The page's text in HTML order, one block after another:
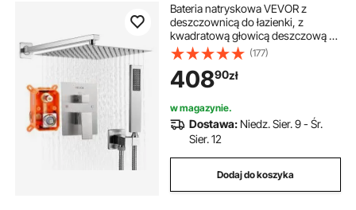
Bateria natryskowa VEVOR z
deszczownicą do łazienki, z
kwadratową głowicą deszczową o
średnicy 305 mm i słuchawką
prysznicową, bateria łazienkowa
ścienna z zaworem mosiężnym i
zestawem wykończeniowym, nikiel
szczotkowany
(177)
40890zł
w magazynie.
Dostawa: Niedz. Sier. 9 - Śr.
Sier. 12
Dodaj do koszyka